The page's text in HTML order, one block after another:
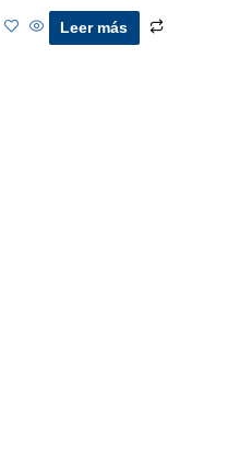
Leer más